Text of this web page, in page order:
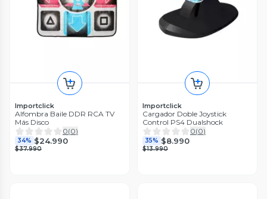
Importclick
Alfombra Baile DDR RCA TV
Más Disco
0(0)
34% $24.990
$37.990
Importclick
Cargador Doble Joystick
Control PS4 Dualshock
0(0)
35% $8.990
$13.990